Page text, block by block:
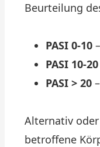
Beurteilung
PASI 0-10
PASI 10-20
PASI > 20
Alternativ
betroffene